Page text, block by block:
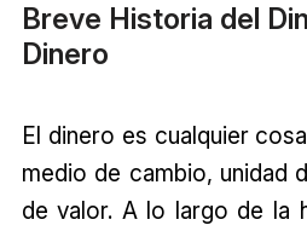
Breve Historia del
Dinero
El dinero es cualquier
medio de cambio, unidad
de valor. A lo largo de la